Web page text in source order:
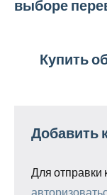
выборе
Купить
Добавить
Для отправки